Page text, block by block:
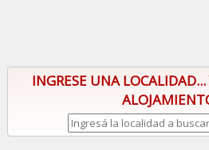
INGRESE UNA